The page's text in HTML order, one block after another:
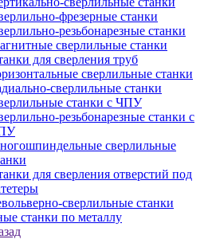
фрезерные станки
резьбонарезные станки
сверлильные станки
для сверления труб
сверлильные станки
сверлильные станки
станки с ЧПУ
резьбонарезные станки с
сверлильные
для сверления отверстий под
сверлильные станки
станки по металлу